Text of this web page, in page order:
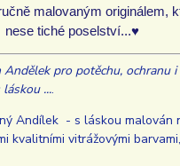
malovaným originálem,
nese tiché poselství...♥
Andělek pro potěchu, ochranu
....
Andílek - s láskou malován
kvalitními vitrážovými